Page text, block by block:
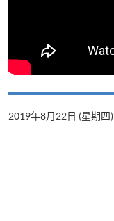
2019年8月22日 (星期四)